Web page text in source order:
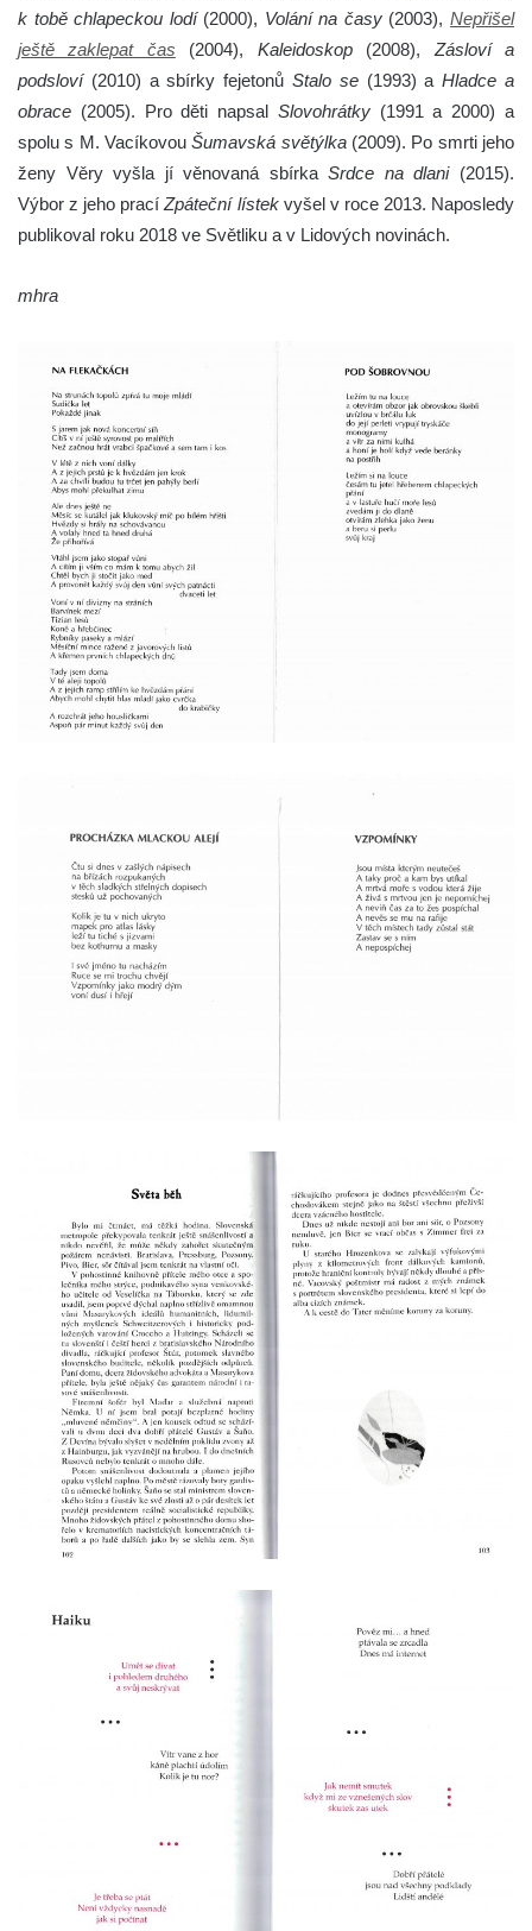
k tobě chlapeckou lodí(2000), Volání na časy(2003),Nepřišel
ještě zaklepat čas (2004), Kaleidoskop(2008), Zásloví a
podsloví(2010) a sbírky fejetonů Stalo se(1993) aHladce a
obrace (2005). Pro děti napsal Slovohrátky(1991 a 2000) a
spolu s M. VacíkovouŠumavská světýlka(2009). Po smrti jeho
ženy Věry vyšla jí věnovaná sbírkaSrdce na dlani(2015).
Výbor z jeho pracíZpáteční lístekvyšel v roce 2013. Naposledy
publikoval roku 2018 ve Světliku a v Lidových novinách.
mhra